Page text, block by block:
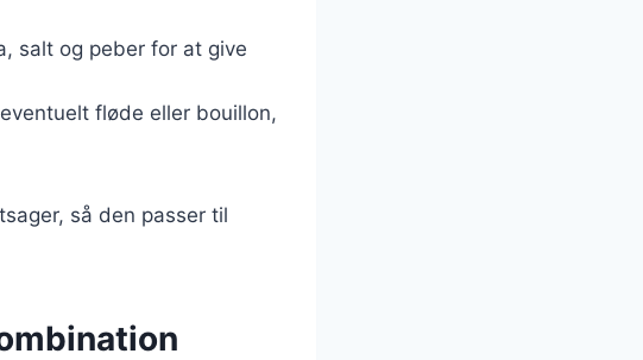
salt og peber for at give
fløde eller bouillon,
så den passer til